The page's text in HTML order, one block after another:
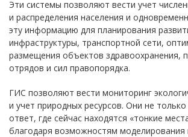
Эти системы позволяют вести учет
и распределения населения и
эту информацию для планирования
инфраструктуры, транспортной сети,
размещения объектов здравоохранения,
отрядов и сил правопорядка.
ГИС позволяют вести мониторинг
и учет природных ресурсов. Они не
ответ, где сейчас находятся «тонкие
благодаря возможностям моделирования